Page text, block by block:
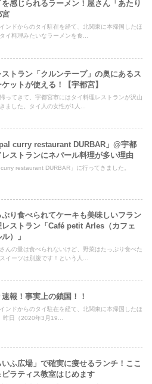
を感じられるラーメン！屋さん「あたり
宮
ンドからのタイ駐在を経て、北関東に本帰国したほ
イ料理みたいなラーメンを食...
トラン「クルンテープ」の奥にあるス
ットが使える！【宇都宮】
ってきて、宇都宮市にはタイ料理レストランが沢山
ました。タイ人の女性が1人...
curry restaurant DURBAR」@宇都
ストランにネパール料理が多い理由
restaurant DURBAR」に行ってきました。
り食べられてケーキも美味しいフラン
レストラン「Café petit Arles（カフェ
）」
んの量は食べられないけど、野菜はたっぷり食べた
イーツは別腹です！という人...
報！事実上の鎖国！！
ンドからのタイ駐在を経て、北関東に本帰国したほ
昨日（2020年3月19...
いふ広場」で確実に痩せるランチ！ここ
ラティス教室はじめます